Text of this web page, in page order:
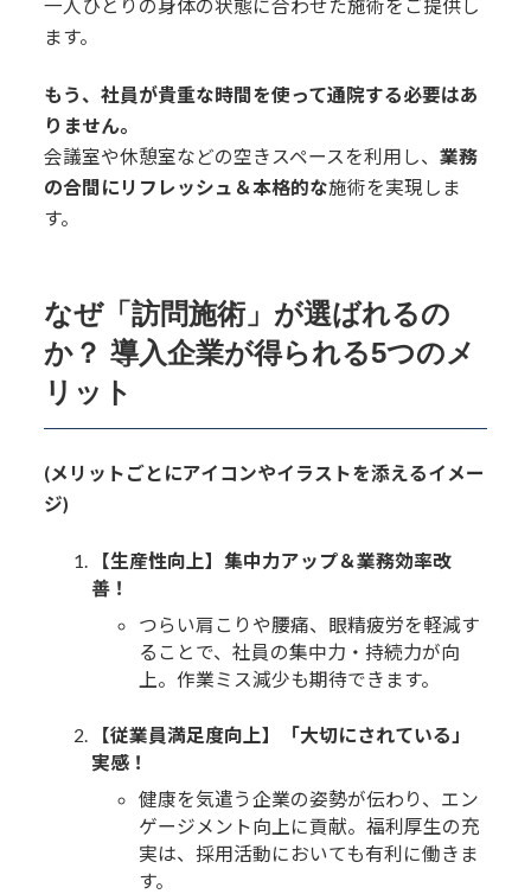
一人ひとりの身体の状態に合わせた施術をご提供し
ます。
もう、社員が貴重な時間を使って通院する必要はあ
りません。
会議室や休憩室などの空きスペースを利用し、業務
の合間にリフレッシュ＆本格的な施術を実現しま
す。
なぜ「訪問施術」が選ばれるの
か？ 導入企業が得られる5つのメ
リット
(メリットごとにアイコンやイラストを添えるイメー
ジ)
【生産性向上】集中力アップ＆業務効率改
善！
つらい肩こりや腰痛、眼精疲労を軽減す
ることで、社員の集中力・持続力が向
上。作業ミス減少も期待できます。
【従業員満足度向上】「大切にされている」
実感！
健康を気遣う企業の姿勢が伝わり、エン
ゲージメント向上に貢献。福利厚生の充
実は、採用活動においても有利に働きま
す。